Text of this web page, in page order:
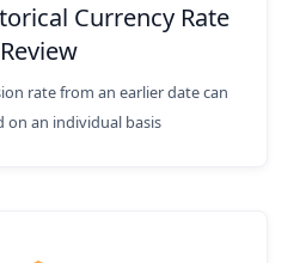
Currency Rate
Review
rate from an earlier date can
on an individual basis.